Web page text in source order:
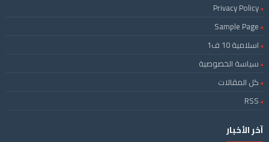
Privacy Policy
Sample Page
اسلامية 10 ف1
سياسة الخصوصية
كل المقالات
RSS
آخر الأخبار